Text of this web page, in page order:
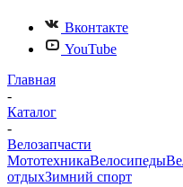
Вконтакте
YouTube
Главная
-
Каталог
-
Велозапчасти
МототехникаВелосипеды
отдыхЗимний спорт